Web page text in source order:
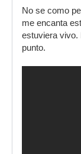
No se como
me encanta
estuviera vivo.
punto.